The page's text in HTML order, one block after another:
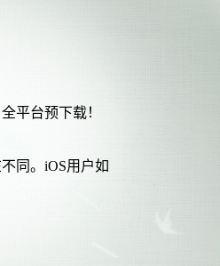
全平台预下载！
同。 iOS用户如